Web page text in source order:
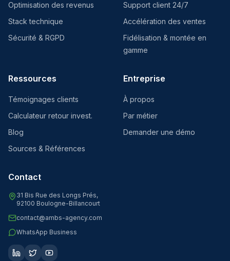
Optimisation des revenus
Stack technique
Sécurité & RGPD
Support client 24/7
Accélération des ventes
Fidélisation & montée en
gamme
Ressources
Témoignages clients
Calculateur retour invest.
Blog
Sources & Références
Entreprise
À propos
Par métier
Demander une démo
Contact
31 Bis Rue des Longs Prés,
92100 Boulogne-Billancourt
contact@ambs-agency.com
WhatsApp Business